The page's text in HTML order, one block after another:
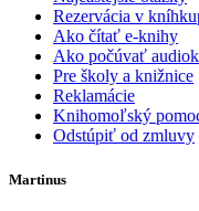
Rezervácia v
Ako čítať e-knihy
Ako počúvať
Pre školy a knižnice
Reklamácie
Knihomoľský
Odstúpiť od zmluvy
Martinus